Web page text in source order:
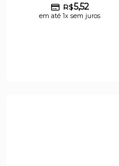
R$5,52
em até 1x sem juros